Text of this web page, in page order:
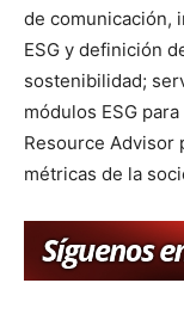
de comunicación,
ESG y definición
sostenibilidad;
módulos ESG
Resource Advisor
métricas de la